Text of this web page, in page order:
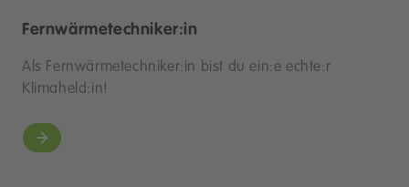
Fernwärmetechniker:in
Als Fernwärmetechniker:in bist du ein:e echte:r
Klimaheld:in!